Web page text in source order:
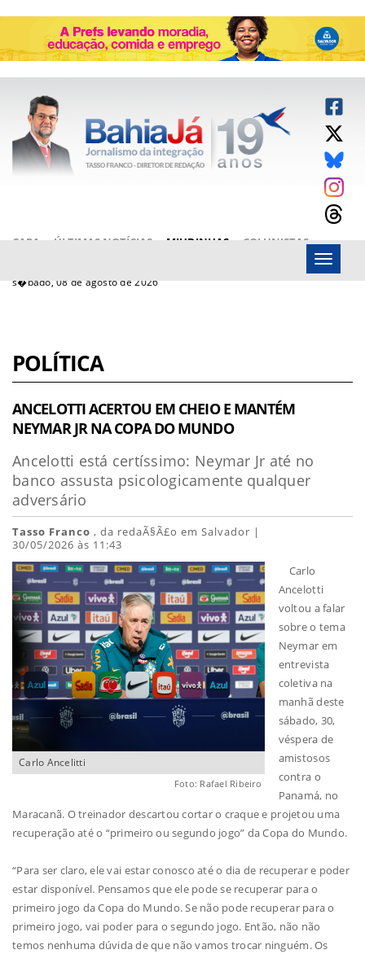
CAPA ÚLTIMAS NOTÍCIAS MIUDINHAS
COLUNISTAS
s�bado, 08 de agosto de 2026
Menu
POLÍTICA
ANCELOTTI ACERTOU EM CHEIO E MANTÉM
NEYMAR JR NA COPA DO MUNDO
Ancelotti está certíssimo: Neymar Jr até no
banco assusta psicologicamente qualquer
adversário
Tasso Franco , da redaÃ§Ã£o em Salvador |
30/05/2026 às 11:43
Carlo Ancelitti
Foto: Rafael Ribeiro
Carlo
Ancelotti
voltou a falar
sobre o tema
Neymar em
entrevista
coletiva na
manhã deste
sábado, 30,
véspera de
amistosos
contra o
Panamá, no
Maracanã. O treinador descartou cortar o craque e projetou uma
recuperação até o “primeiro ou segundo jogo” da Copa do Mundo.
“Para ser claro, ele vai estar conosco até o dia de recuperar e poder
estar disponível. Pensamos que ele pode se recuperar para o
primeiro jogo da Copa do Mundo. Se não pode recuperar para o
primeiro jogo, vai poder para o segundo jogo. Então, não não
temos nenhuma dúvida de que não vamos trocar ninguém. Os